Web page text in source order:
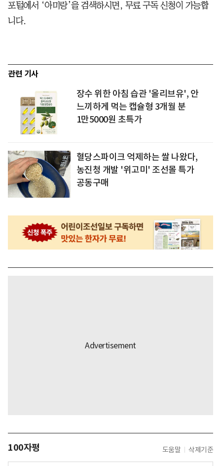
포털에서 ‘아미랑’을 검색하시면, 무료 구독 신청이 가능합
니다.​
관련 기사
장수 위한 아침 습관 '올리브유', 안
느끼하게 먹는 캡슐형 3개월 분
1만5000원 초특가
혈당스파이크 억제하는 쌀 나왔다,
농진청 개발 '위고미' 조선몰 특가
공동구매
100자평 도움말 삭제기준